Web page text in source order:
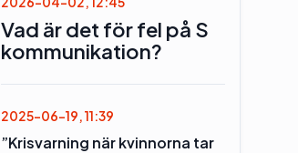
Vad är det för fel på S
kommunikation?
2025-06-19, 11:39
”Krisvarning när kvinnorna tar